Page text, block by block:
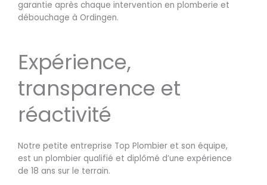
garantie après chaque intervention en plomberie et
débouchage à Ordingen.
Expérience,
transparence et
réactivité
Notre petite entreprise Top Plombier et son équipe,
est un plombier qualifié et diplômé d’une expérience
de 18 ans sur le terrain.